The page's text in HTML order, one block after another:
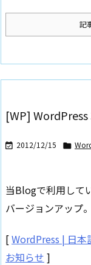
記
[WP] WordPress
 2012/12/15 
当Blogで利用して
バージョンアップ。
[WordPress | 日本
お知らせ ]